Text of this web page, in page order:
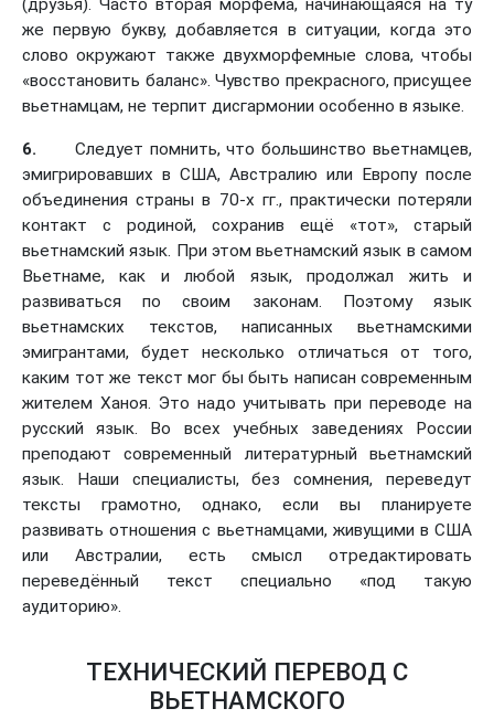
(друзья). Часто вторая морфема, начинающаяся на ту
же первую букву, добавляется в ситуации, когда это
слово окружают также двухморфемные слова, чтобы
«восстановить баланс». Чувство прекрасного, присущее
вьетнамцам, не терпит дисгармонии особенно в языке.
6. Следует помнить, что большинство вьетнамцев,
эмигрировавших в США, Австралию или Европу после
объединения страны в 70-х гг., практически потеряли
контакт с родиной, сохранив ещё «тот», старый
вьетнамский язык. При этом вьетнамский язык в самом
Вьетнаме, как и любой язык, продолжал жить и
развиваться по своим законам. Поэтому язык
вьетнамских текстов, написанных вьетнамскими
эмигрантами, будет несколько отличаться от того,
каким тот же текст мог бы быть написан современным
жителем Ханоя. Это надо учитывать при переводе на
русский язык. Во всех учебных заведениях России
преподают современный литературный вьетнамский
язык. Наши специалисты, без сомнения, переведут
тексты грамотно, однако, если вы планируете
развивать отношения с вьетнамцами, живущими в США
или Австралии, есть смысл отредактировать
переведённый текст специально «под такую
аудиторию».
ТЕХНИЧЕСКИЙ ПЕРЕВОД С
ВЬЕТНАМСКОГО